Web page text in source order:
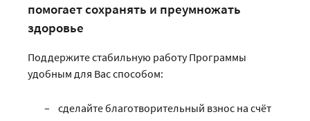
помогает сохранять и преумножать
здоровье
Поддержите стабильную работу Программы
удобным для Вас способом:
сделайте благотворительный взнос на счёт